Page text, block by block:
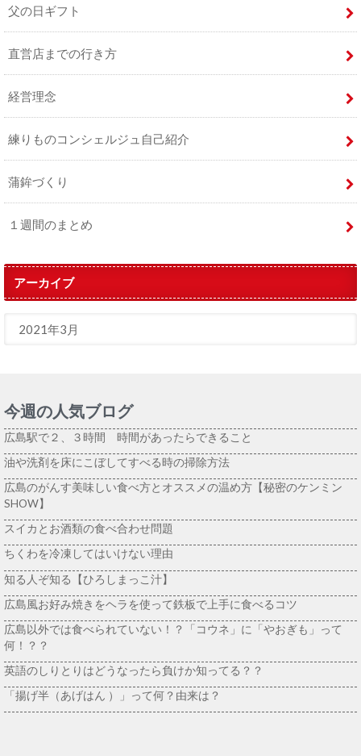
父の日ギフト
直営店までの行き方
経営理念
練りものコンシェルジュ自己紹介
蒲鉾づくり
１週間のまとめ
アーカイブ
今週の人気ブログ
広島駅で２、３時間 時間があったらできること
油や洗剤を床にこぼしてすべる時の掃除方法
広島のがんす美味しい食べ方とオススメの温め方【秘密のケンミン
SHOW】
スイカとお酒類の食べ合わせ問題
ちくわを冷凍してはいけない理由
知る人ぞ知る【ひろしまっこ汁】
広島風お好み焼きをヘラを使って鉄板で上手に食べるコツ
広島以外では食べられていない！？「コウネ」に「やおぎも」って
何！？？
英語のしりとりはどうなったら負けか知ってる？？
「揚げ半（あげはん ）」って何？由来は？